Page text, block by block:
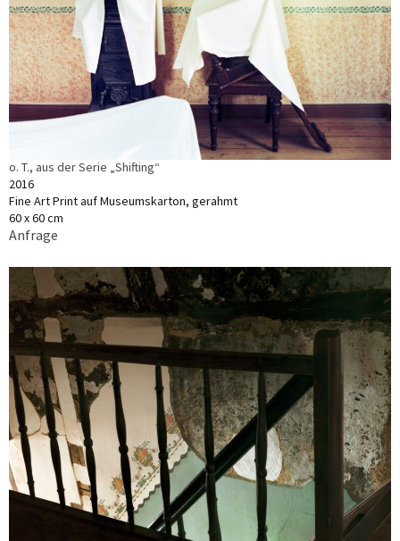
o. T., aus der Serie „Shifting“
2016
Fine Art Print auf Museumskarton, gerahmt
60 x 60 cm
Anfrage